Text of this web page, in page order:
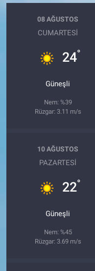
08 AĞUSTOS
CUMARTESI
24°
Güneşli
Nem: %39
Rüzgar: 3.11 m/s
10 AĞUSTOS
PAZARTESI
22°
Güneşli
Nem: %45
Rüzgar: 3.69 m/s